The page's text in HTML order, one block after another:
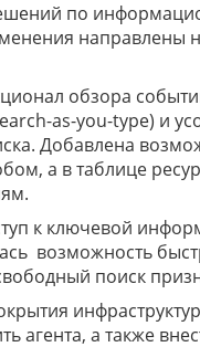
по
направлены
обзора
as-you-type) и
Добавлена
а в таблице
к ключевой
возможность
поиск
агента, а также